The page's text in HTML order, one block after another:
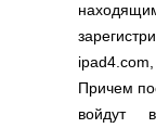
Причем
войдут